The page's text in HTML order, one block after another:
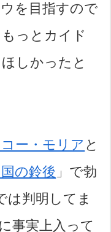
を目指すので
っとカイド
しかったと
ー・モリア と
の鈴後 」で勃
は判明してま
に事実上入って